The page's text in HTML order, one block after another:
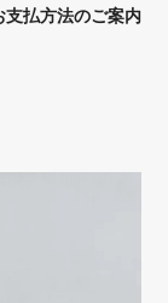
支払方法のご案内